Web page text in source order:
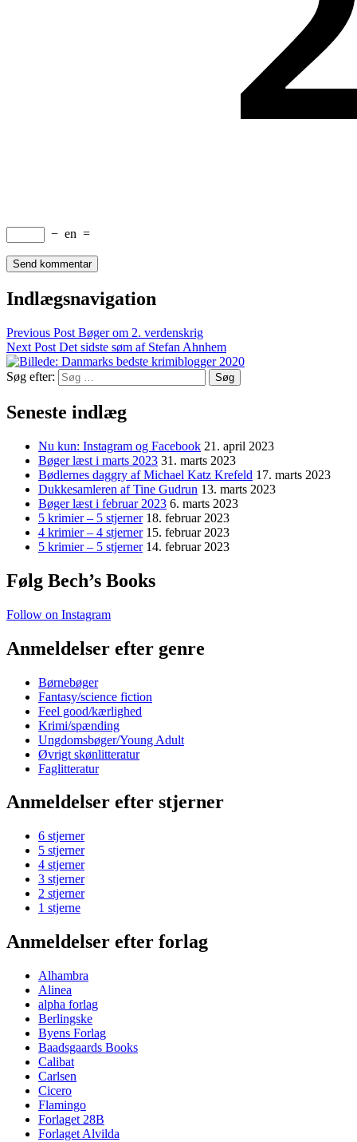
− en =
Indlægsnavigation
Previous Post Bøger om 2. verdenskrig
Next Post Det sidste søm af Stefan Ahnhem
Søg efter:
Seneste indlæg
Nu kun: Instagram og Facebook 21. april 2023
Bøger læst i marts 2023 31. marts 2023
Bødlernes daggry af Michael Katz Krefeld 17. marts 2023
Dukkesamleren af Tine Gudrun 13. marts 2023
Bøger læst i februar 2023 6. marts 2023
5 krimier – 5 stjerner 18. februar 2023
4 krimier – 4 stjerner 15. februar 2023
5 krimier – 5 stjerner 14. februar 2023
Følg Bech’s Books
Follow on Instagram
Anmeldelser efter genre
Børnebøger
Fantasy/science fiction
Feel good/kærlighed
Krimi/spænding
Ungdomsbøger/Young Adult
Øvrigt skønlitteratur
Faglitteratur
Anmeldelser efter stjerner
6 stjerner
5 stjerner
4 stjerner
3 stjerner
2 stjerner
1 stjerne
Anmeldelser efter forlag
Alhambra
Alinea
alpha forlag
Berlingske
Byens Forlag
Baadsgaards Books
Calibat
Carlsen
Cicero
Flamingo
Forlaget 28B
Forlaget Alvilda